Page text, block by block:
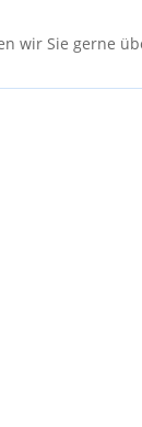
wir Sie gerne